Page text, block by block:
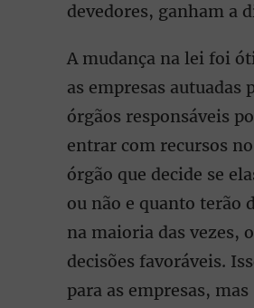
devedores, ganham a
A mudança na lei foi
as empresas autuadas
órgãos responsáveis
entrar com recursos no
órgão que decide se
ou não e quanto terão
na maioria das vezes,
decisões favoráveis.
para as empresas, mas